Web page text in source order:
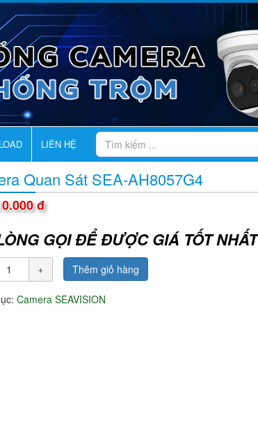
LIÊN HỆ
Quan Sát SEA-AH8057G4
đ
GỌI ĐỂ ĐƯỢC GIÁ TỐT NHẤT
Thêm giỏ hàng
Camera SEAVISION